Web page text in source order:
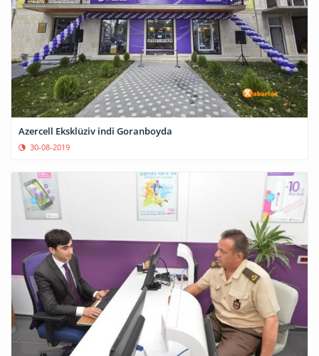
Azercell Eksklüziv indi Goranboyda
30-08-2019